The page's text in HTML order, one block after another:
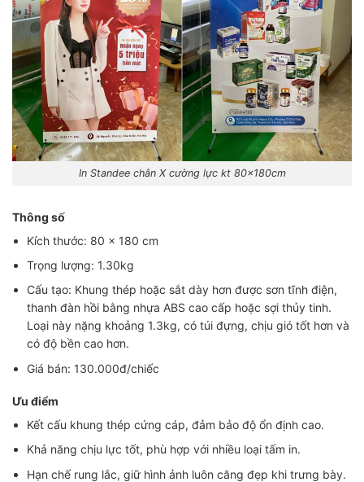
In Standee chân X cường lực kt 80x180cm
Thông số
Kích thước: 80 × 180 cm
Trọng lượng: 1.30kg
Cấu tạo: Khung thép hoặc sắt dày hơn được sơn tĩnh điện,
thanh đàn hồi bằng nhựa ABS cao cấp hoặc sợi thủy tinh.
Loại này nặng khoảng 1.3kg, có túi đựng, chịu gió tốt hơn và
có độ bền cao hơn.
Giá bán: 130.000đ/chiếc
Ưu điểm
Kết cấu khung thép cứng cáp, đảm bảo độ ổn định cao.
Khả năng chịu lực tốt, phù hợp với nhiều loại tấm in.
Hạn chế rung lắc, giữ hình ảnh luôn căng đẹp khi trưng bày.